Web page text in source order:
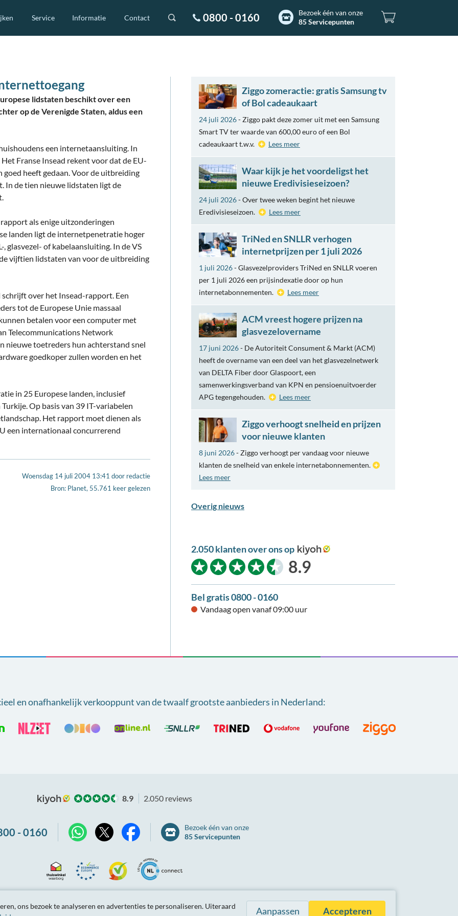
Service Informatie Contact 0800 - 0160
Bezoek één van onze
85 Servicepunten
lidstaten beschikt over een
op de Verenigde Staten, aldus een
een internetaansluiting. In
Franse Insead rekent voor dat de EU-
heeft gedaan. Voor de uitbreiding
In de tien nieuwe lidstaten ligt de
als enige uitzonderingen
landen ligt de internetpenetratie hoger
glasvezel- of kabelaansluiting. In de VS
vijftien lidstaten van voor de uitbreiding
over het Insead-rapport. Een
tot de Europese Unie massaal
betalen voor een computer met
Telecommunications Network
nieuwe toetreders hun achterstand snel
goedkoper zullen worden en het
in 25 Europese landen, inclusief
Op basis van 39 IT-variabelen
Het rapport moet dienen als
een internationaal concurrerend
Woensdag 14 juli 2004 13:41 door redactie
Bron: Planet, 55.761 keer gelezen
Ziggo zomeractie: gratis Samsung tv
of Bol cadeaukaart
24 juli 2026- Ziggo pakt deze zomer uit met een Samsung
Smart TV ter waarde van 600,00 euro of een Bol
cadeaukaart t.w.v.
Lees meer
Waar kijk je het voordeligst het
nieuwe Eredivisieseizoen?
24 juli 2026- Over twee weken begint het nieuwe
Eredivisieseizoen.
Lees meer
TriNed en SNLLR verhogen
internetprijzen per 1 juli 2026
1 juli 2026- Glasvezelproviders TriNed en SNLLR voeren
per 1 juli 2026 een prijsindexatie door op hun
internetabonnementen.
Lees meer
ACM vreest hogere prijzen na
glasvezelovername
17 juni 2026- De Autoriteit Consument & Markt (ACM)
heeft de overname van een deel van het glasvezelnetwerk
van DELTA Fiber door Glaspoort, een
samenwerkingsverband van KPN en pensioenuitvoerder
APG tegengehouden.
Lees meer
Ziggo verhoogt snelheid en prijzen
voor nieuwe klanten
8 juni 2026- Ziggo verhoogt per vandaag voor nieuwe
klanten de snelheid van enkele internetabonnementen.
Lees meer
Overig nieuws
2.050 klanten over ons op
kiyoh
8.9
Bel gratis 0800 - 0160
Vandaag open vanaf 09:00 uur
en onafhankelijk verkooppunt vande twaalf grootste aanbieders in Nederland:
8.9 2.050 reviews
- 0160
Bezoek één van onze
85 Servicepunten
ThuiswinkelEcommerceKiyoh
NLconnect
Privacybeleid Site-overzicht Partnerprogramma
Tarieven zijn inclusief btw.
ons bezoek te analyseren en advertenties te personaliseren. Uiteraard
Aanpassen Accepteren